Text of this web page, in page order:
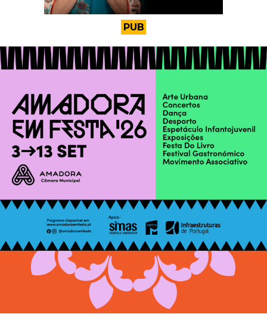
PUB